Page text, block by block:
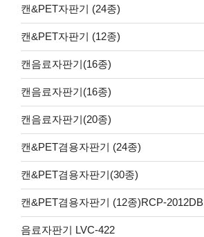
캔&PET자판기 (24종)
캔&PET자판기 (12종)
캔음료자판기(16종)
캔음료자판기(16종)
캔음료자판기(20종)
캔&PET겸용자판기 (24종)
캔&PET겸용자판기(30종)
캔&PET겸용자판기 (12종)RCP-2012DB
음료자판기 LVC-422